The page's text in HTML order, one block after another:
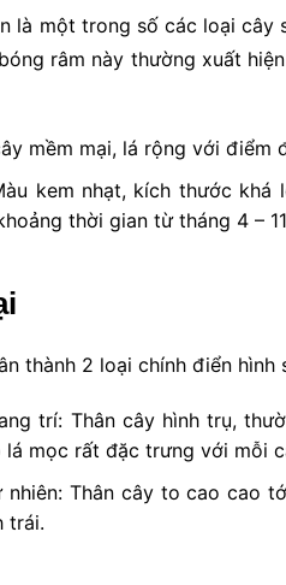
là một trong số các loại
râm này thường xuất
mềm mại, lá rộng với điểm
kem nhạt, kích thước
thời gian từ tháng 4 –
thành 2 loại chính điển hình
trí: Thân cây hình trụ,
lá mọc rất đặc trưng với mỗi
nhiên: Thân cây to cao cao
trái.